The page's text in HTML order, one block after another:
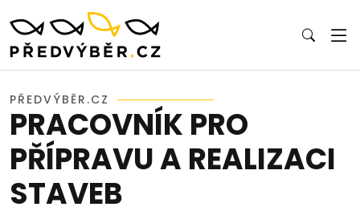
PŘEDVÝBĚR.CZ
PRACOVNÍK PRO
PŘÍPRAVU A REALIZACI
STAVEB